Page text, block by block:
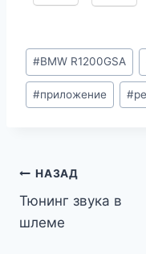
Метки
записи:
#BMW R1200GSA
#приложение #
Навигация
по
НАЗАД
Тюнинг звука в
шлеме